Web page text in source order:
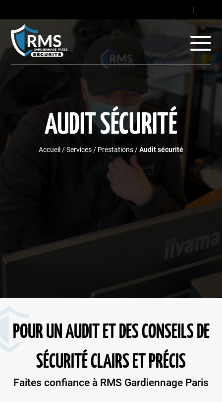
|
AUDIT SÉCURITÉ
Accueil /Services / Prestations /Audit sécurité
POUR UN AUDIT ET DES CONSEILS DE
SÉCURITÉ CLAIRS ET PRÉCIS
Faites confiance à RMS Gardiennage Paris